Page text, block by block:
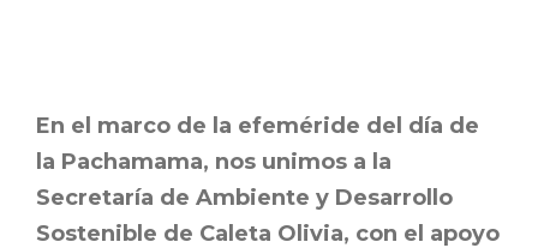
En el marco de la efeméride del día de
la Pachamama, nos unimos a la
Secretaría de Ambiente y Desarrollo
Sostenible de Caleta Olivia, con el apoyo